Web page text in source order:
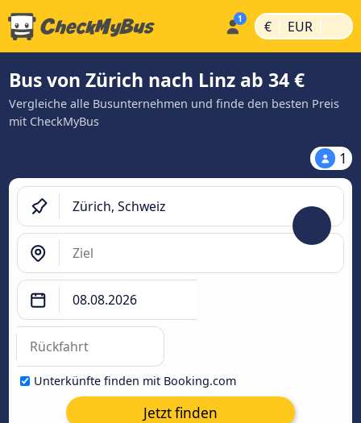
€ | EUR |
Bus von Zürich nach Linz ab 34 €
Vergleiche alle Busunternehmen und finde den besten Preis
mit CheckMyBus
1
Unterkünfte finden mit Booking.com
Jetzt finden